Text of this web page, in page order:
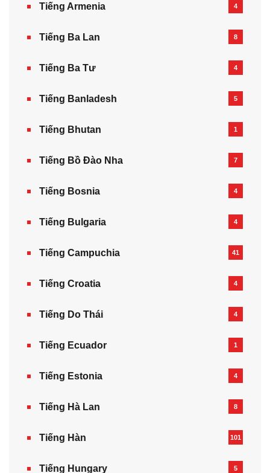
Tiếng Armenia‎ 4
Tiếng Ba Lan 8
Tiếng Ba Tư 4
Tiếng Banladesh 5
Tiếng Bhutan 1
Tiếng Bồ Đào Nha 7
Tiếng Bosnia 4
Tiếng Bulgaria 4
Tiếng Campuchia 41
Tiếng Croatia 4
Tiếng Do Thái 4
Tiếng Ecuador 1
Tiếng Estonia 4
Tiếng Hà Lan 8
Tiếng Hàn 101
Tiếng Hungary 5